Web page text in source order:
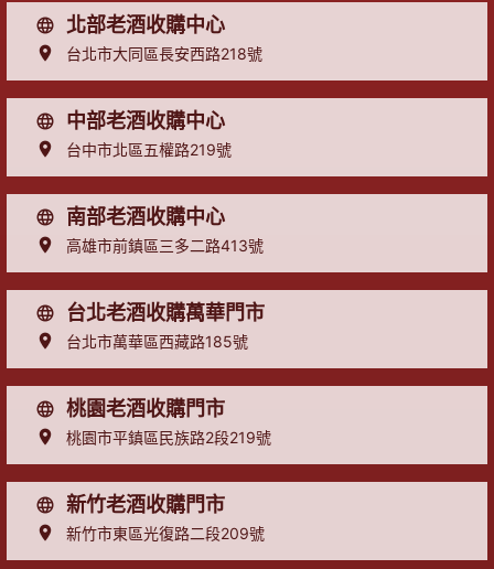
北部老酒收購中心
台北市大同區長安西路218號
中部老酒收購中心
台中市北區五權路219號
南部老酒收購中心
高雄市前鎮區三多二路413號
台北老酒收購萬華門市
台北市萬華區西藏路185號
桃園老酒收購門市
桃園市平鎮區民族路2段219號
新竹老酒收購門市
新竹市東區光復路二段209號